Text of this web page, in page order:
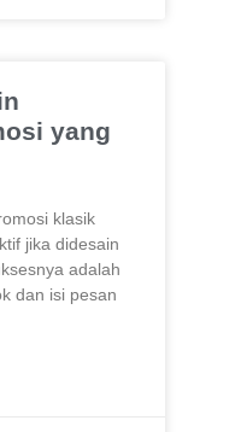
yang
klasik
jika didesain
adalah
dan isi pesan